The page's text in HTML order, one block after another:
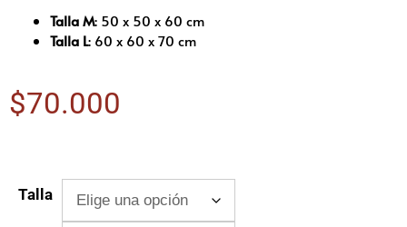
Talla M: 50 x 50 x 60 cm
Talla L: 60 x 60 x 70 cm
$70.000
Talla